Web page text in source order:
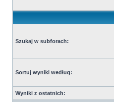
Szukaj w subforach:
Sortuj wyniki według:
Wyniki z ostatnich: